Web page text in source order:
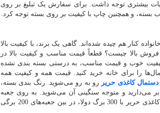
بیشتری توجه داشت. برای سفارش یک تبلیغ بر روی
بسته، و همچنین چاپ با کیفیت بر روی بسته توجه کرد.
کنار هم چیده شده‌اند. گاهی یک برند، با کیفیت بالا
بالا چیست؟ قطعاً قیمت مناسب و کیفیت بالا در
کیفیت خوب و قیمت مناسب، به درستی بسته بندی نشده
را برای خانه خرید کنید. قیمت همه و کیفیت همه
دستمال کاغذی حریر رو به رو می‌شوید. رنگ بندی بسته،
می‌دارید و متوجه سنگینی آن می‌شوید. به روی جعبه
دنبال عددی می‌گردید که تعداد برگ دستمال را نشان دهد. متوجه می‌شوید که دستمال کاغذی حریر با 300 برگ دولا، در بین جعبه‌های 200 برگی